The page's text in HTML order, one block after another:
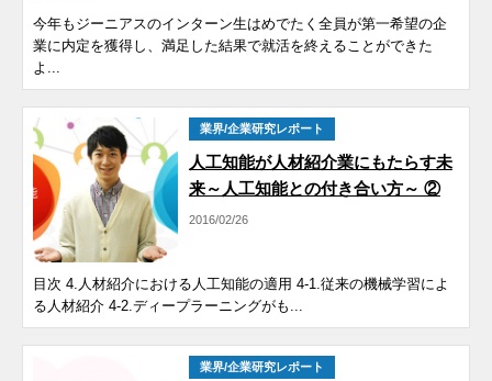
今年もジーニアスのインターン生はめでたく全員が第一希望の企
業に内定を獲得し、満足した結果で就活を終えることができた
よ...
業界/企業研究レポート
人工知能が人材紹介業にもたらす未
来～人工知能との付き合い方～ ②
2016/02/26
目次 4.人材紹介における人工知能の適用 4-1.従来の機械学習によ
る人材紹介 4-2.ディープラーニングがも...
業界/企業研究レポート